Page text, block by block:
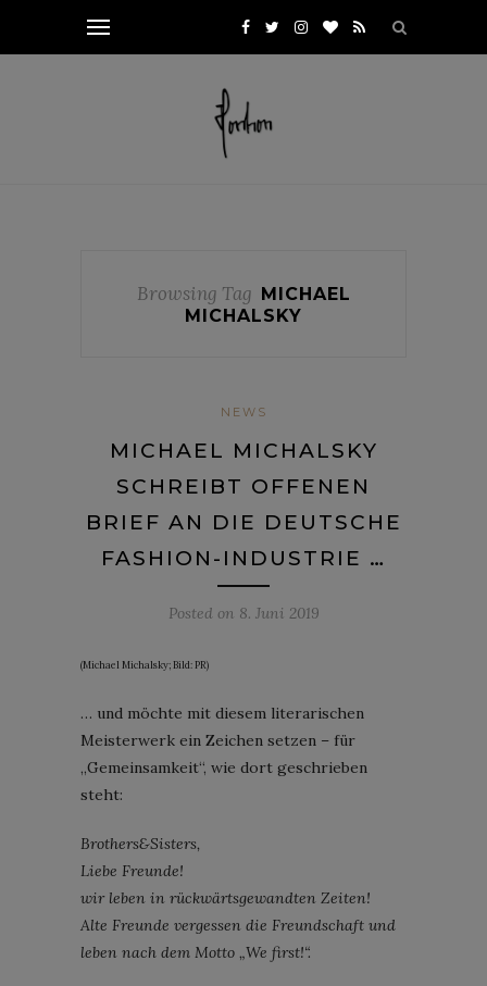
Browsing Tag MICHAEL
MICHALSKY
NEWS
MICHAEL MICHALSKY
SCHREIBT OFFENEN
BRIEF AN DIE DEUTSCHE
FASHION-INDUSTRIE …
Posted on 8. Juni 2019
(Michael Michalsky; Bild: PR)
… und möchte mit diesem literarischen
Meisterwerk ein Zeichen setzen – für
„Gemeinsamkeit“, wie dort geschrieben
steht:
Brothers&Sisters,
Liebe Freunde!
wir leben in rückwärtsgewandten Zeiten!
Alte Freunde vergessen die Freundschaft und
leben nach dem Motto „We first!“.